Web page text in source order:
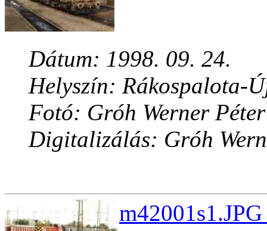
Dátum: 1998. 09. 24.
Helyszín: Rákospalota-
Fotó: Gróh Werner Péter
Digitalizálás: Gróh